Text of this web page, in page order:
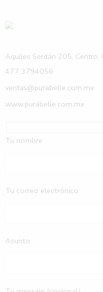
Aquiles Serdán 205, Centro,
477 3794056
ventas@purabelle.com.mx
www.purabelle.com.mx
Tu nombre
Tu correo electrónico
Asunto